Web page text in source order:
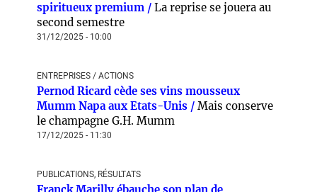
spiritueux premium / La reprise se jouera au
second semestre
31/12/2025 - 10:00
ENTREPRISES / ACTIONS
Pernod Ricard cède ses vins mousseux
Mumm Napa aux Etats-Unis / Mais conserve
le champagne G.H. Mumm
17/12/2025 - 11:30
PUBLICATIONS, RÉSULTATS